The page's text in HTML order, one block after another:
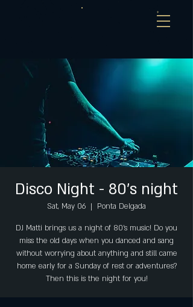
Disco Night - 80's night
Sat, May 06
  |
Ponta Delgada
DJ Matti brings us a night of 80's music! Do you
miss the old days when you danced and sang
without worrying about anything and still came
home early for a Sunday of rest or adventures?
Then this is the night for you!